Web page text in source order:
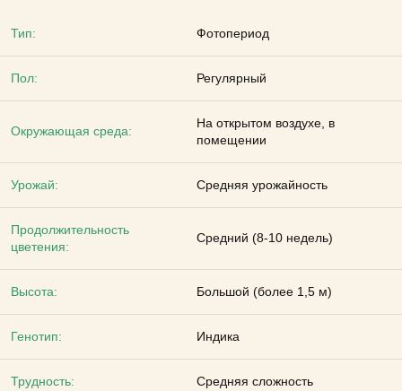
Тип: Фотопериод
Пол: Регулярный
Окружающая среда:
На открытом воздухе, в
помещении
Урожай: Средняя урожайность
Продолжительность
цветения:
Средний (8-10 недель)
Высота: Большой (более 1,5 м)
Генотип: Индика
Трудность: Средняя сложность